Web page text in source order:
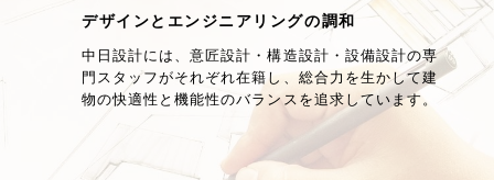
デザインとエンジニアリングの調和
中日設計には、意匠設計・構造設計・設備設計の専
門スタッフがそれぞれ在籍し、総合力を生かして建
物の快適性と機能性のバランスを追求しています。